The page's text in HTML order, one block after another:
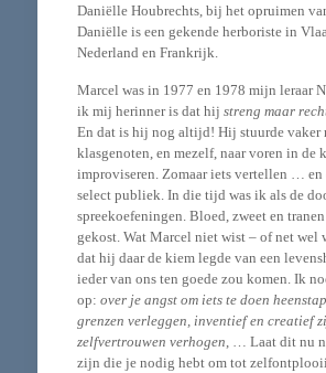
Daniëlle Houbrechts, bij het opruimen
Daniëlle is een gekende herboriste in
Nederland en Frankrijk.
Marcel was in 1977 en 1978 mijn leraar
ik mij herinner is dat hij streng maar
En dat is hij nog altijd! Hij stuurde vaker
klasgenoten, en mezelf, naar voren in de
improviseren. Zomaar iets vertellen … en
select publiek. In die tijd was ik als de
spreekoefeningen. Bloed, zweet en
gekost. Wat Marcel niet wist – of net wel
dat hij daar de kiem legde van een
ieder van ons ten goede zou komen. Ik
op: over je angst om iets te doen
grenzen verleggen, inventief en creatief
zelfvertrouwen verhogen, … Laat dit nu
zijn die je nodig hebt om tot